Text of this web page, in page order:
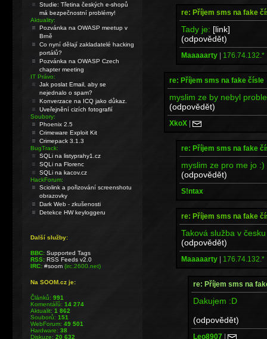
re: Příjem sms na fake
Tady je: [link]
(odpovědět)
Maaaaarty | 176.74.132.*
re: Příjem sms na fake čísle
myslim ze by nebyl
(odpovědět)
XkoX |
re: Příjem sms na fake
myslim ze pro me jo :)
(odpovědět)
S!ntax
re: Příjem sms na fake
Taková služba v
(odpovědět)
Maaaaarty | 176.74.132.*
re: Příjem sms na
Dakujem :D
(odpovědět)
Leo8907 |
Studie: Třetina českých e-shopů
má bezpečnostní problémy!
Aktuality:
Pozvánka na OWASP meetup v
Brně
Co nyní dělají zakladatelé hacking
portálů?
Pozvánka na OWASP Czech
chapter meeting
IT Právo:
Jak poslat Email, aby se
nejednalo o spam?
Konverzace na ICQ jako důkaz.
Uveřejnění cizích fotografií
Soubory:
Phoenix 2.5
Crimeware Exploit Kit
Crimepack 3.1.3
BugTrack:
SQLi na listyprahy1.cz
SQLi na Florenc
SQLi na kacov.cz
HackForum:
Sciolink a pořizování screenshotu
obrazovky
Dark Web - zkušenosti
Detekce HW keyloggeru
Další služby:
BBC: Supported Tags
RSS: RSS Feeds v2.0
IRC: #soom(irc.2600.net)
Na SOOM.cz je:
Článků:991
Komentářů:14 274
Aktualit:1 862
Souborů:151
WebForum:49 501
Hardware:38
Diskuze:20 632